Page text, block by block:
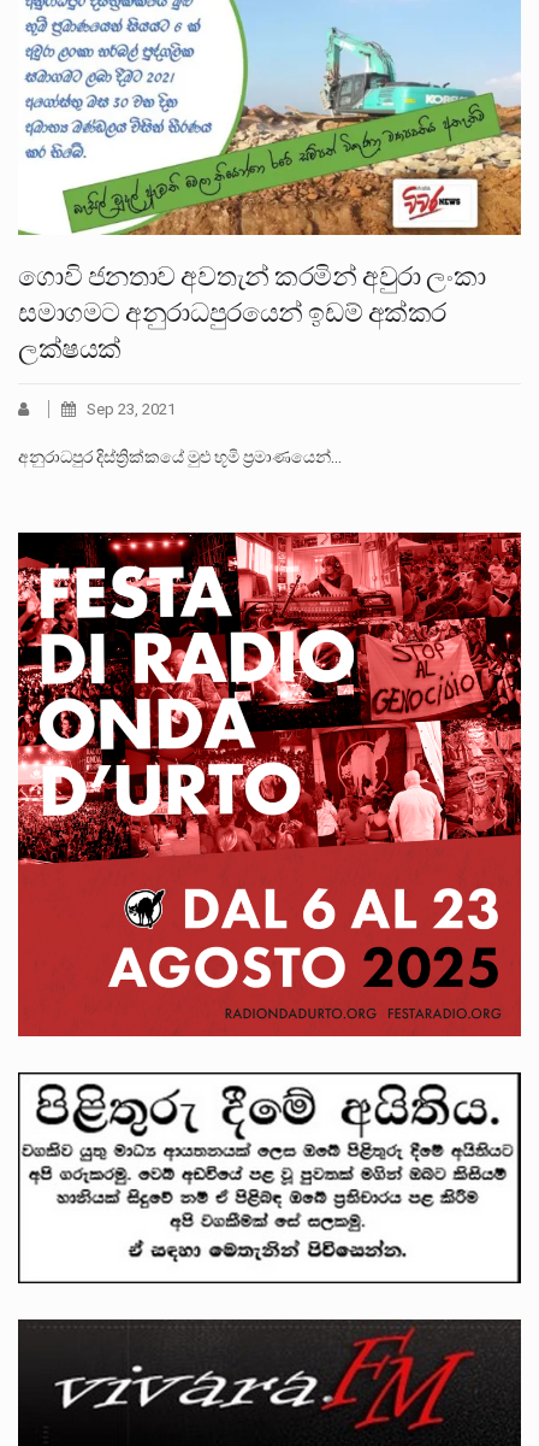
ගොවි ජනතාව අවතැන් කරමින් අවුරා ලංකා
සමාගමට අනුරාධපුරයෙන් ඉඩම් අක්කර
ලක්ෂයක්
Sep 23, 2021
අනුරාධපුර දිස්ත්‍රික්කයේ මුළු භූමි ප්‍රමාණයෙන්…